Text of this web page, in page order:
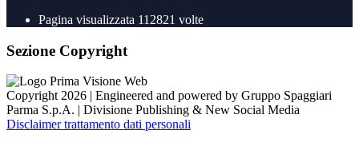
Pagina visualizzata 112821 volte
Sezione Copyright
Copyright 2026 | Engineered and powered by Gruppo Spaggiari
Parma S.p.A. | Divisione Publishing & New Social Media
Disclaimer trattamento dati personali